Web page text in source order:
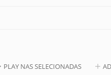
PLAY NAS SELECIONADAS